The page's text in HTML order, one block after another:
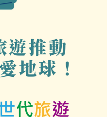
遊推動
地球！